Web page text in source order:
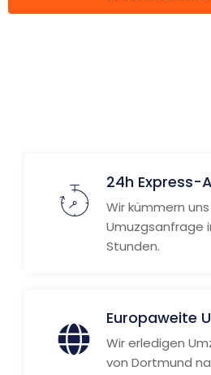
24h Express-
Wir kümmern
Umuzgsanfrage
Stunden.
Europaweite
Wir erledigen
von Dortmund